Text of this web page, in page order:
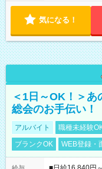
気になる！
＜1日～OK！＞
総会のお手伝い！
アルバイト 職種未経験
ブランクOK
WEB登録・